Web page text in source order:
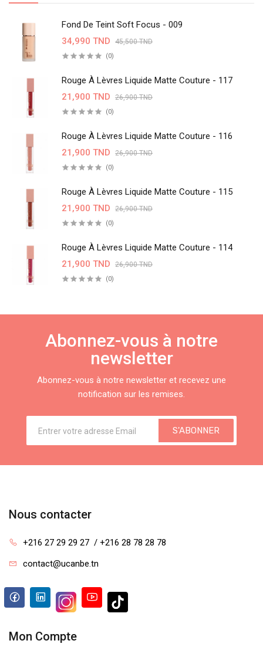
Fond De Teint Soft Focus - 009
34,990 TND
45,500 TND
(0)
Rouge À Lèvres Liquide Matte Couture - 117
21,900 TND
26,900 TND
(0)
Rouge À Lèvres Liquide Matte Couture - 116
21,900 TND
26,900 TND
(0)
Rouge À Lèvres Liquide Matte Couture - 115
21,900 TND
26,900 TND
(0)
Rouge À Lèvres Liquide Matte Couture - 114
21,900 TND
26,900 TND
(0)
Abonnez-vous à notre
newsletter
Abonnez-vous à notre newsletter et recevez une
notification sur les remises.
S'ABONNER
Nous contacter
+216 27 29 29 27  / +216 28 78 28 78
contact@ucanbe.tn
Mon Compte